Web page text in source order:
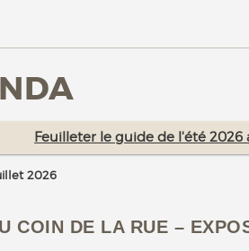
Feuilleter le guide de l'été 2026
2026
COIN DE LA RUE –